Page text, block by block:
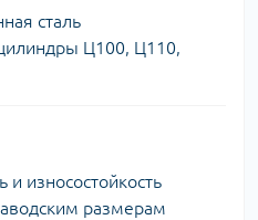
сталь
Ц100, Ц110,
износостойкость
размерам